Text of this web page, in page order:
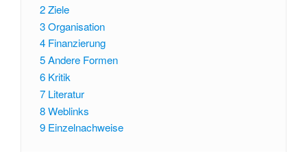
2Ziele
3Organisation
4 Finanzierung
5Andere Formen
6 Kritik
7 Literatur
8Weblinks
9 Einzelnachweise